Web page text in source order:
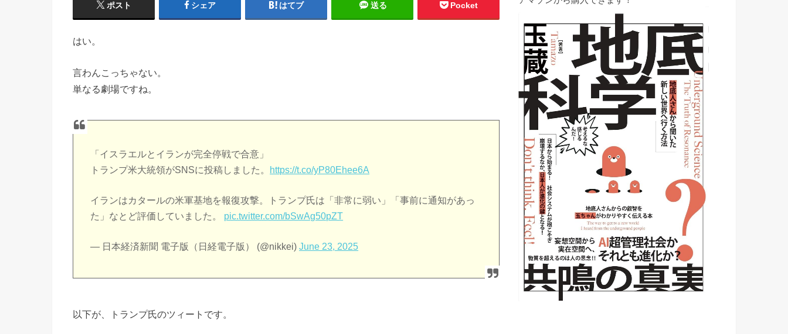
ポスト シェア はてブ 送る Pocket
はい。
言わんこっちゃない。
単なる劇場ですね。
「イスラエルとイランが完全停戦で合意」
トランプ米大統領がSNSに投稿しました。
https://t.co/yP80Ehee6A
イランはカタールの米軍基地を報復攻撃。トランプ氏は「非常に弱い」「事前に通知があっ
た」なとど評価していました。 pic.twitter.com/bSwAg50pZT
— 日本経済新聞 電子版（日経電子版） (@nikkei)June 23, 2025
以下が、トランプ氏のツィートです。